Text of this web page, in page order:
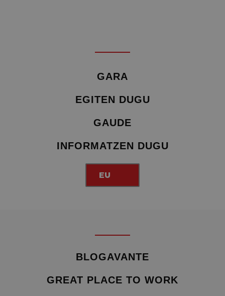
GARA
EGITEN DUGU
GAUDE
INFORMATZEN DUGU
EU
BLOGAVANTE
GREAT PLACE TO WORK